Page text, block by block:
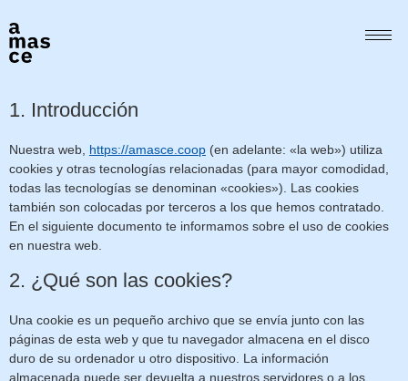
Esta política de cookies fue actualizada por última vez el noviembre
24, 2025 y se aplica a los ciudadanos y residentes legales
1. Introducción
Nuestra web, https://amasce.coop (en adelante: «la web») utiliza
cookies y otras tecnologías relacionadas (para mayor comodidad,
todas las tecnologías se denominan «cookies»). Las cookies
también son colocadas por terceros a los que hemos contratado.
En el siguiente documento te informamos sobre el uso de cookies
en nuestra web.
2. ¿Qué son las cookies?
Una cookie es un pequeño archivo que se envía junto con las
páginas de esta web y que tu navegador almacena en el disco
duro de su ordenador u otro dispositivo. La información
almacenada puede ser devuelta a nuestros servidores o a los